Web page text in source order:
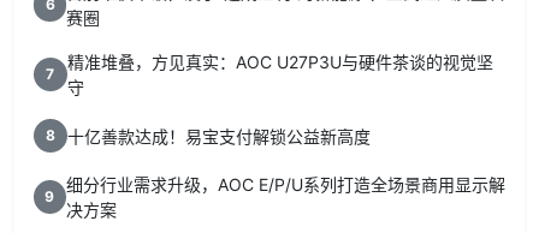
6
赛圈
7
精准堆叠，方见真实：AOC U27P3U与硬件茶谈的视觉坚
守
8 十亿善款达成！易宝支付解锁公益新高度
9
细分行业需求升级，AOC E/P/U系列打造全场景商用显示解
决方案